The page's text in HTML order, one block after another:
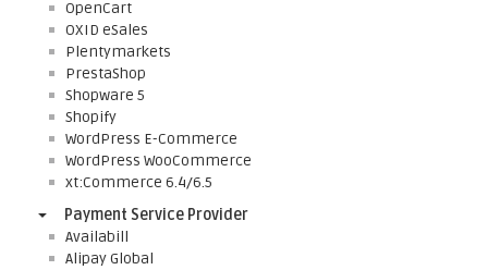
OpenCart
OXID eSales
Plentymarkets
PrestaShop
Shopware 5
Shopify
WordPress E-Commerce
WordPress WooCommerce
xt:Commerce 6.4/6.5
Payment Service Provider
Availabill
Alipay Global